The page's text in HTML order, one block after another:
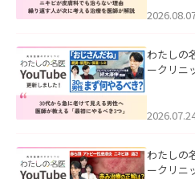
ました。
わたしの
ークリニ
た。
わたしの
ークリニ